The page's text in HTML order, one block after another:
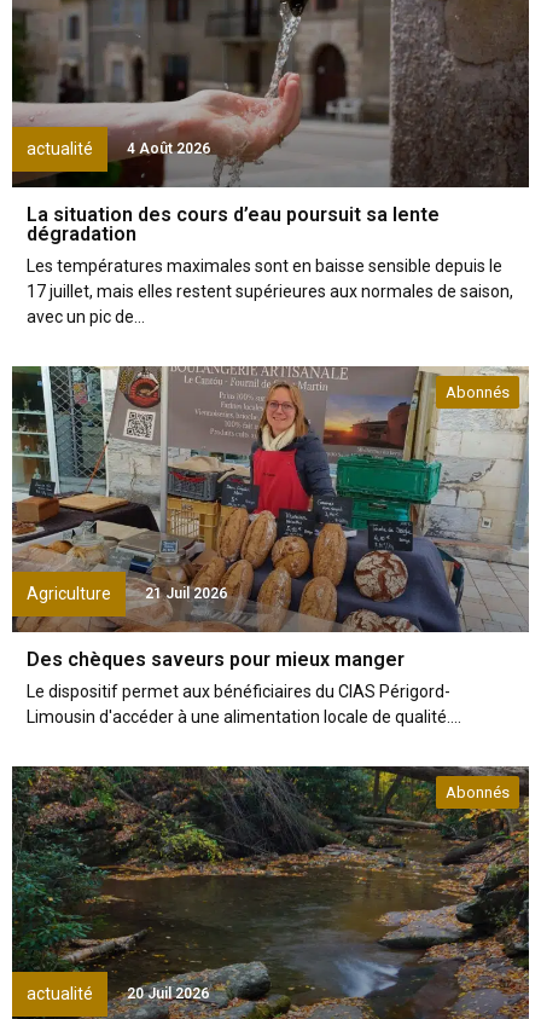
actualité 4 Août 2026
La situation des cours d’eau poursuit sa lente
dégradation
Les températures maximales sont en baisse sensible depuis le
17 juillet, mais elles restent supérieures aux normales de saison,
avec un pic de...
Agriculture
Abonnés
21 Juil 2026
Des chèques saveurs pour mieux manger
Le dispositif permet aux bénéficiaires du CIAS Périgord-
Limousin d'accéder à une alimentation locale de qualité....
actualité
Abonnés
20 Juil 2026